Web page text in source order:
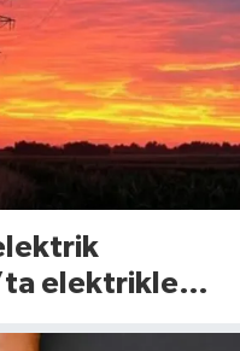
elektrikler